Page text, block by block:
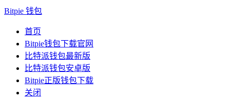
Bitpie 钱包
首页
Bitpie钱包下载官网
比特派钱包最新版
比特派钱包安卓版
Bitpie正版钱包下载
关闭